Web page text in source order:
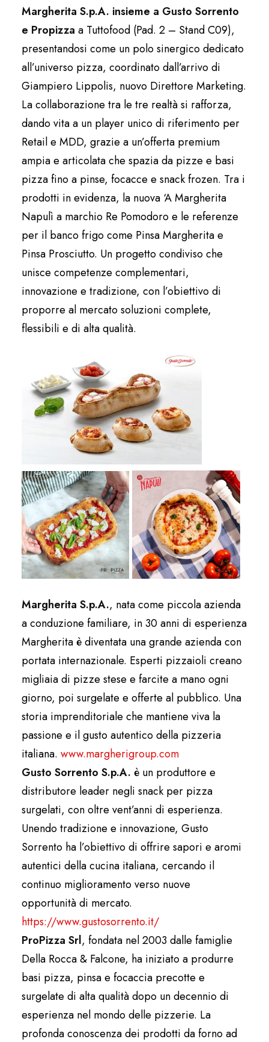
Margherita S.p.A. insieme a Gusto Sorrento
e Propizza a Tuttofood (Pad. 2 – Stand C09),
presentandosi come un polo sinergico dedicato
all’universo pizza, coordinato dall’arrivo di
Giampiero Lippolis, nuovo Direttore Marketing.
La collaborazione tra le tre realtà si rafforza,
dando vita a un player unico di riferimento per
Retail e MDD, grazie a un’offerta premium
ampia e articolata che spazia da pizze e basi
pizza fino a pinse, focacce e snack frozen. Tra i
prodotti in evidenza, la nuova ‘A Margherita
Napulì a marchio Re Pomodoro e le referenze
per il banco frigo come Pinsa Margherita e
Pinsa Prosciutto. Un progetto condiviso che
unisce competenze complementari,
innovazione e tradizione, con l’obiettivo di
proporre al mercato soluzioni complete,
flessibili e di alta qualità.
Margherita S.p.A., nata come piccola azienda
a conduzione familiare, in 30 anni di esperienza
Margherita è diventata una grande azienda con
portata internazionale. Esperti pizzaioli creano
migliaia di pizze stese e farcite a mano ogni
giorno, poi surgelate e offerte al pubblico. Una
storia imprenditoriale che mantiene viva la
passione e il gusto autentico della pizzeria
italiana. www.margherigroup.com
Gusto Sorrento S.p.A. è un produttore e
distributore leader negli snack per pizza
surgelati, con oltre vent’anni di esperienza.
Unendo tradizione e innovazione, Gusto
Sorrento ha l’obiettivo di offrire sapori e aromi
autentici della cucina italiana, cercando il
continuo miglioramento verso nuove
opportunità di mercato.
https://www.gustosorrento.it/
ProPizza Srl, fondata nel 2003 dalle famiglie
Della Rocca & Falcone, ha iniziato a produrre
basi pizza, pinsa e focaccia precotte e
surgelate di alta qualità dopo un decennio di
esperienza nel mondo delle pizzerie. La
profonda conoscenza dei prodotti da forno ad